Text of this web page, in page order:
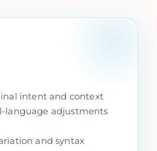
intent and context
language adjustments
and syntax